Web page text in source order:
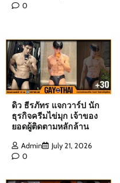
0
ดิว ธีรภัทร แจกวาร์ป นัก
ธุรกิจครีมไข่มุก เจ้าของ
ยอดผู้ติดตามหลักล้าน
Admin
July 21, 2026
0
กจอวาไรตี้
6, 2026 0
ญ์ แจกวาร์ป หนุ่มหน้าหวาน
ตรดิตถ์
6, 2026 0